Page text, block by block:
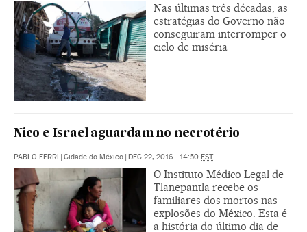
Nas últimas três décadas, as
estratégias do Governo não
conseguiram interromper o
ciclo de miséria
Nico e Israel aguardam no necrotério
PABLO FERRI | Cidade do México | DEC 22, 2016 - 14:50 EST
O Instituto Médico Legal de
Tlanepantla recebe os
familiares dos mortos nas
explosões do México. Esta é
a história do último dia de